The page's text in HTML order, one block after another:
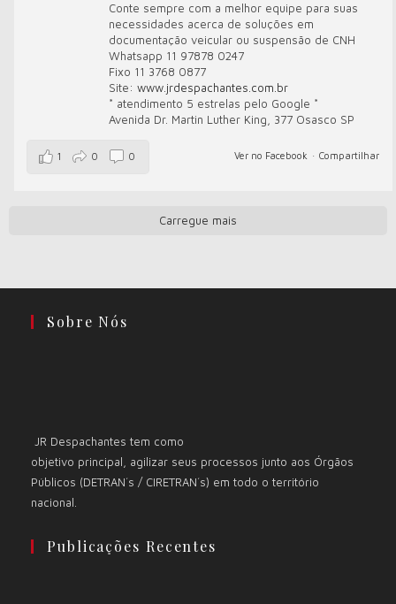
Conte sempre com a melhor equipe para suas
necessidades acerca de soluções em
documentação veicular ou suspensão de CNH
Whatsapp 11 97878 0247
Fixo 11 3768 0877
Site: www.jrdespachantes.com.br
* atendimento 5 estrelas pelo Google *
Avenida Dr. Martin Luther King, 377 Osasco SP
Ver no Facebook · Compartilhar
1 0 0
Carregue mais
Sobre Nós
JR Despachantes tem como
objetivo principal, agilizar seus processos junto aos Órgãos
Públicos (DETRAN´s / CIRETRAN´s) em todo o território
nacional.
Publicações Recentes